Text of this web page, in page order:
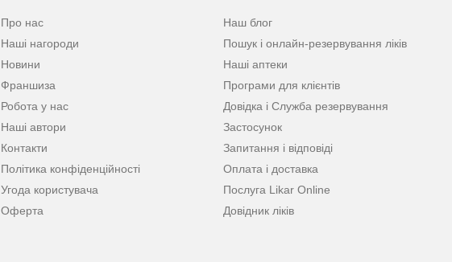
Про нас
Наші нагороди
Новини
Франшиза
Робота у нас
Наші автори
Контакти
Політика конфіденційності
Угода користувача
Оферта
Наш блог
Пошук і онлайн-резервування ліків
Наші аптеки
Програми для клієнтів
Довідка і Служба резервування
Застосунок
Запитання і відповіді
Оплата і доставка
Послуга Likar Online
Довідник ліків